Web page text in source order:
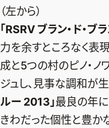
（左から）
「RSRV ブラン・ド・ブ
力を余すところなく表
成と5つの村のピノ・ノ
ジュし、見事な調和が
ルー 2013」最良の年に
きわだった個性と豊か